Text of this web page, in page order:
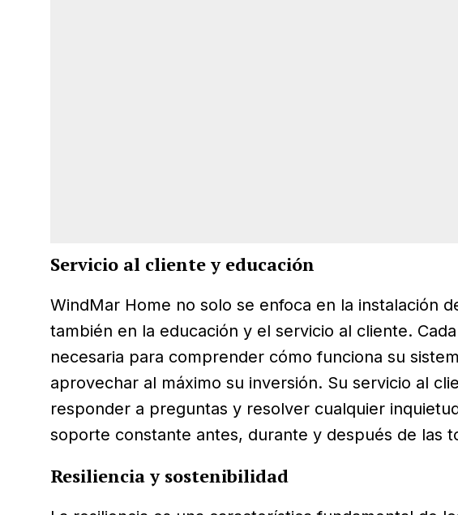
Servicio al cliente y educación
WindMar Home no solo se enfoca en la instalación
también en la educación y el servicio al cliente.
necesaria para comprender cómo funciona su
aprovechar al máximo su inversión. Su servicio al
responder a preguntas y resolver cualquier
soporte constante antes, durante y después de las
Resiliencia y sostenibilidad